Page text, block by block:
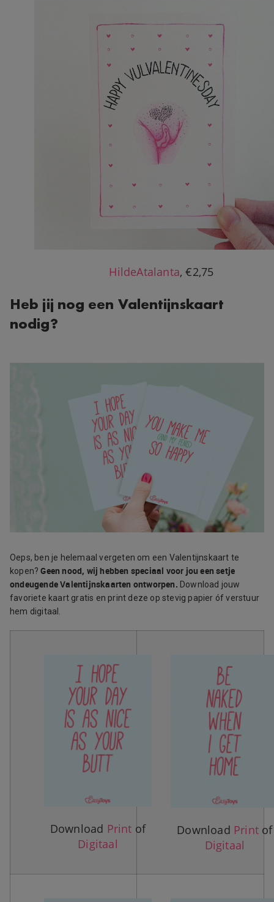
HildeAtalanta, €2,75
Heb jij nog een Valentijnskaart
nodig?
Oeps, ben je helemaal vergeten om een Valentijnskaart te
kopen? Geen nood, wij hebben speciaal voor jou een setje
ondeugende Valentijnskaarten ontworpen. Download jouw
favoriete kaart gratis en print deze op stevig papier óf verstuur
hem digitaal.
Download Print of
Digitaal
Download Print of
Digitaal